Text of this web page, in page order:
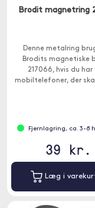
Brodit magnetring
Denne metalring
Brodits magnetiske
217066, hvis du har
mobiltelefoner, der
Fjernlagring, ca. 3-8
39 kr.
Læg i